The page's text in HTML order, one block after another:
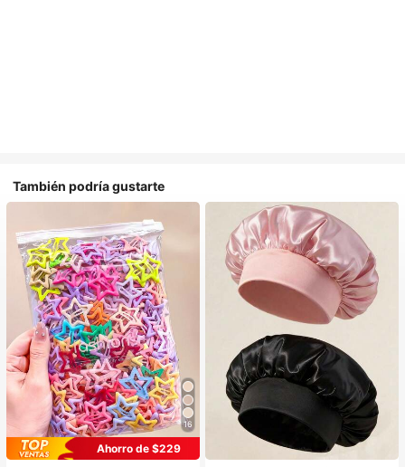
También podría gustarte
16
Ahorro de $229
#1 Más vendidos
en Multicolor Gorros para el pelo para mujer
Establecido hace 1 año